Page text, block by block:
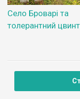
Село Броварі та
толерантний